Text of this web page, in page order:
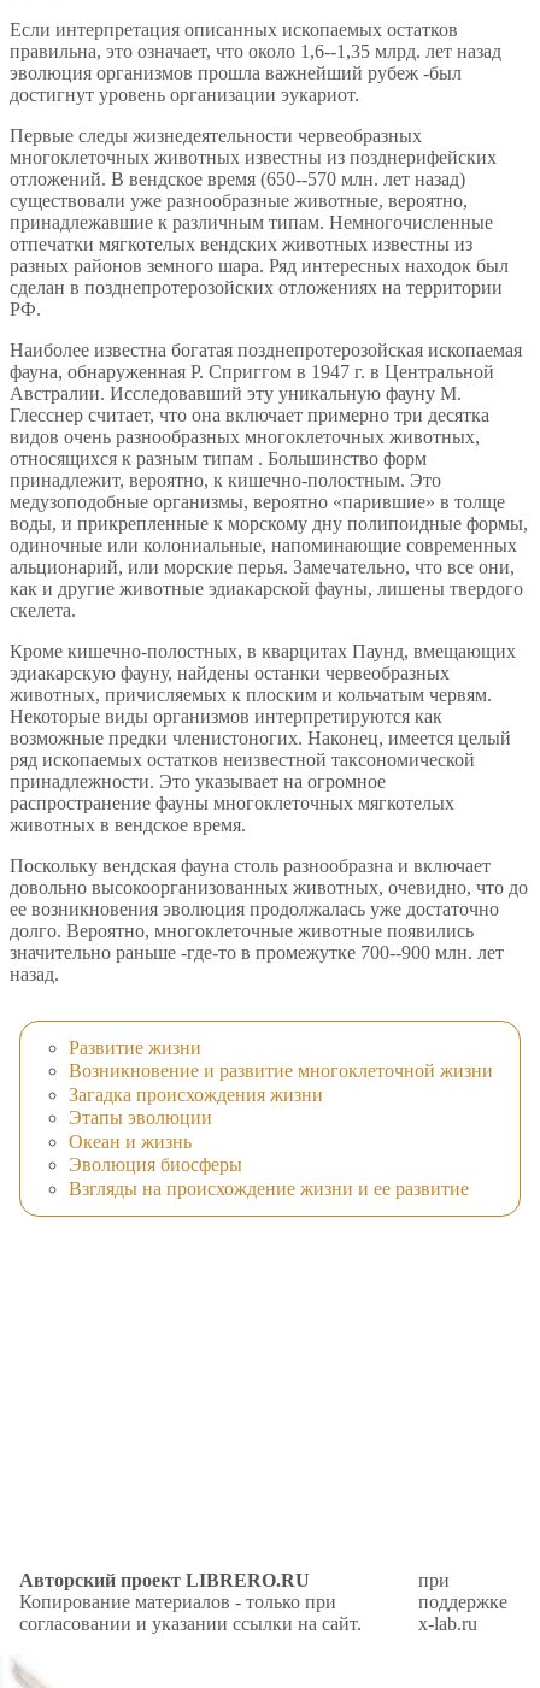
Если интерпретация описанных ископаемых остатков
правильна, это означает, что около 1,6--1,35 млрд. лет назад
эволюция организмов прошла важнейший рубеж -был
достигнут уровень организации эукариот.
Первые следы жизнедеятельности червеобразных
многоклеточных животных известны из позднерифейских
отложений. В вендское время (650--570 млн. лет назад)
существовали уже разнообразные животные, вероятно,
принадлежавшие к различным типам. Немногочисленные
отпечатки мягкотелых вендских животных известны из
разных районов земного шара. Ряд интересных находок был
сделан в позднепротерозойских отложениях на территории
РФ.
Наиболее известна богатая позднепротерозойская ископаемая
фауна, обнаруженная Р. Сприггом в 1947 г. в Центральной
Австралии. Исследовавший эту уникальную фауну М.
Глесснер считает, что она включает примерно три десятка
видов очень разнообразных многоклеточных животных,
относящихся к разным типам . Большинство форм
принадлежит, вероятно, к кишечно-полостным. Это
медузоподобные организмы, вероятно «парившие» в толще
воды, и прикрепленные к морскому дну полипоидные формы,
одиночные или колониальные, напоминающие современных
альционарий, или морские перья. Замечательно, что все они,
как и другие животные эдиакарской фауны, лишены твердого
скелета.
Кроме кишечно-полостных, в кварцитах Паунд, вмещающих
эдиакарскую фауну, найдены останки червеобразных
животных, причисляемых к плоским и кольчатым червям.
Некоторые виды организмов интерпретируются как
возможные предки членистоногих. Наконец, имеется целый
ряд ископаемых остатков неизвестной таксономической
принадлежности. Это указывает на огромное
распространение фауны многоклеточных мягкотелых
животных в вендское время.
Поскольку вендская фауна столь разнообразна и включает
довольно высокоорганизованных животных, очевидно, что до
ее возникновения эволюция продолжалась уже достаточно
долго. Вероятно, многоклеточные животные появились
значительно раньше -где-то в промежутке 700--900 млн. лет
назад.
Развитие жизни
Возникновение и развитие многоклеточной жизни
Загадка происхождения жизни
Этапы эволюции
Океан и жизнь
Эволюция биосферы
Взгляды на происхождение жизни и ее развитие
Авторский проект LIBRERO.RU
Копирование материалов - только при
согласовании и указании ссылки на сайт.
при
поддержке
x-lab.ru